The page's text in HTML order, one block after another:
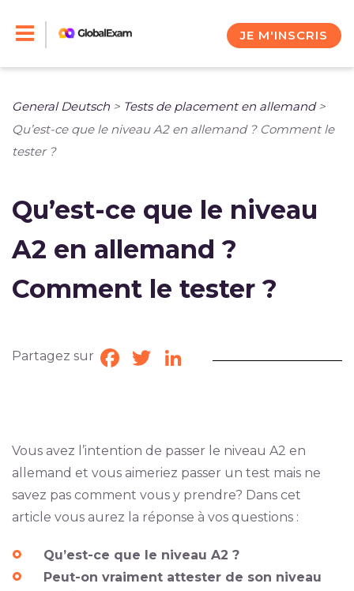
JE M'INSCRIS
General Deutsch > Tests de placement en allemand>
Qu’est-ce que le niveau A2 en allemand ? Comment le
tester ?
Qu’est-ce que le niveau
A2 en allemand ?
Comment le tester ?
Partagez sur Facebook
TwitterLinkedIn
Vous avez l’intention de passer le niveau A2 en
allemand et vous aimeriez passer un test mais ne
savez pas comment vous y prendre? Dans cet
article vous aurez la réponse à vos questions :
Qu’est-ce que le niveau A2 ?
Peut-on vraiment attester de son niveau